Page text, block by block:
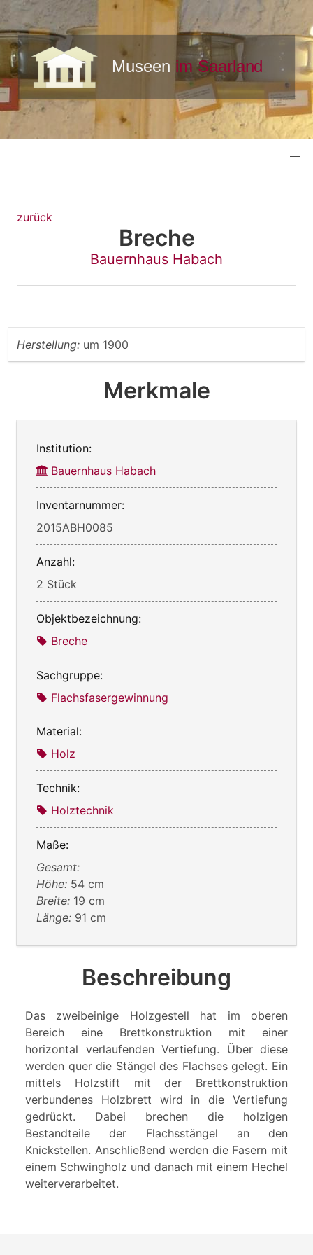
zurück
Breche
Bauernhaus Habach
Herstellung: um 1900
Merkmale
Institution:
Bauernhaus Habach
Inventarnummer:
2015ABH0085
Anzahl:
2 Stück
Objektbezeichnung:
Breche
Sachgruppe:
Flachsfasergewinnung
Material:
Holz
Technik:
Holztechnik
Maße:
Gesamt:
Höhe: 54 cm
Breite: 19 cm
Länge: 91 cm
Beschreibung
Das zweibeinige Holzgestell hat im oberen
Bereich eine Brettkonstruktion mit einer
horizontal verlaufenden Vertiefung. Über diese
werden quer die Stängel des Flachses gelegt. Ein
mittels Holzstift mit der Brettkonstruktion
verbundenes Holzbrett wird in die Vertiefung
gedrückt. Dabei brechen die holzigen
Bestandteile der Flachsstängel an den
Knickstellen. Anschließend werden die Fasern mit
einem Schwingholz und danach mit einem Hechel
weiterverarbeitet.